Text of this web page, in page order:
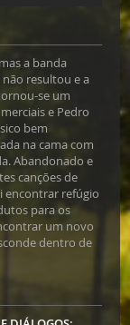
a banda
resultou e a
se um
e Pedro
bem
na cama com
Abandonado e
canções de
encontrar refúgio
para os
um novo
dentro de